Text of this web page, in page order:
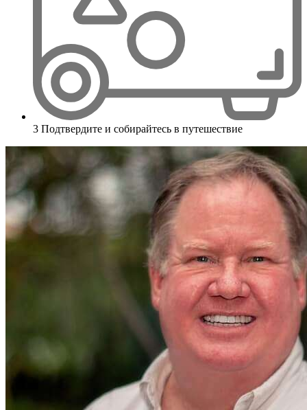
3 Подтвердите и собирайтесь в путешествие